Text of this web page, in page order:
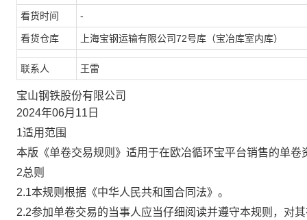
看货时间 -
看货仓库 上海宝钢运输有限公司72号库（宝冶库室内库）
联系人 王雷
宝山钢铁股份有限公司
2024年06月11日
1适用范围
本版《单卷交易规则》适用于在欧冶循环宝平台销售的单卷
2总则
2.1本规则根据《中华人民共和国合同法》。
2.2参加单卷交易的当事人应当仔细阅读并遵守本规则，对